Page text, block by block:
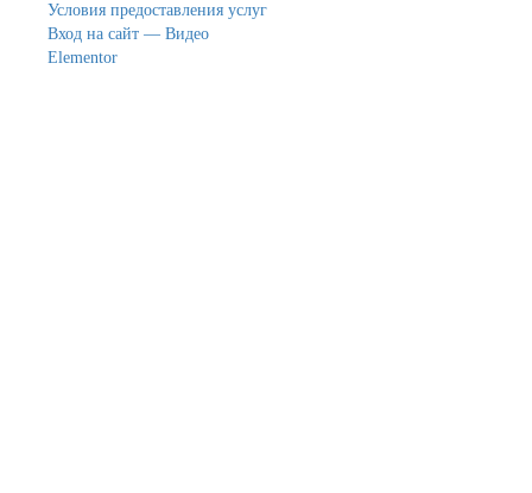
Условия предоставления услуг
Вход на сайт — Видео
Elementor